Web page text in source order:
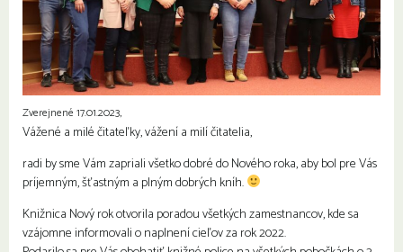
Zverejnené 17.01.2023,
Vážené a milé čitateľky, vážení a milí čitatelia,
radi by sme Vám zapriali všetko dobré do Nového roka, aby bol pre Vás
príjemným, šťastným a plným dobrých kníh.
Knižnica Nový rok otvorila poradou všetkých zamestnancov, kde sa
vzájomne informovali o naplnení cieľov za rok 2022.